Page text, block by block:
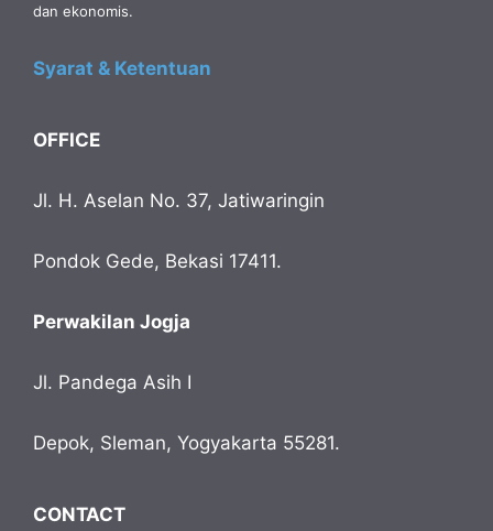
dan ekonomis.
Syarat & Ketentuan
OFFICE
Jl. H. Aselan No. 37, Jatiwaringin
Pondok Gede, Bekasi 17411.
Perwakilan Jogja
Jl. Pandega Asih I
Depok, Sleman, Yogyakarta 55281.
CONTACT